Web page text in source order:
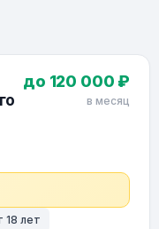
до 120 000 ₽
в месяц
18 лет